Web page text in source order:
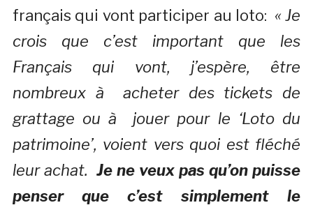
français qui vont participer au loto: « Je
crois que c’est important que les
Français qui vont, j’espère, être
nombreux à acheter des tickets de
grattage ou à jouer pour le ‘Loto du
patrimoine’, voient vers quoi est fléché
leur achat. Je ne veux pas qu’on puisse
penser que c’est simplement le